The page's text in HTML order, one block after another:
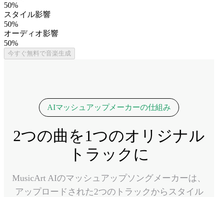
50%
スタイル影響
50%
オーディオ影響
50%
今すぐ無料で音楽生成
AIマッシュアップメーカーの仕組み
2つの曲を1つのオリジナル
トラックに
MusicArt AIのマッシュアップソングメーカーは、
アップロードされた2つのトラックからスタイル